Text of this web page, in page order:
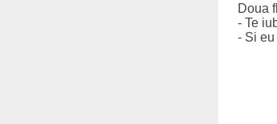
Doua
- Te
- Si